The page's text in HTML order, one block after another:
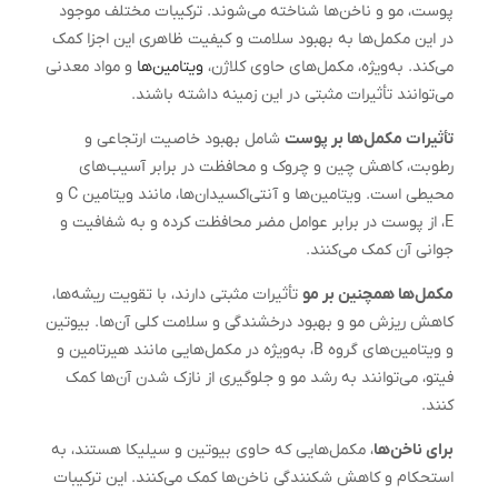
پوست، مو و ناخن‌ها شناخته می‌شوند. ترکیبات مختلف موجود
در این مکمل‌ها به بهبود سلامت و کیفیت ظاهری این اجزا کمک
می‌کند. به‌ویژه، مکمل‌های حاوی کلاژن، ویتامین‌ها و مواد معدنی
می‌توانند تأثیرات مثبتی در این زمینه داشته باشند.
تأثیرات مکمل‌ها بر پوست شامل بهبود خاصیت ارتجاعی و
رطوبت، کاهش چین و چروک و محافظت در برابر آسیب‌های
محیطی است. ویتامین‌ها و آنتی‌اکسیدان‌ها، مانند ویتامین C و
E، از پوست در برابر عوامل مضر محافظت کرده و به شفافیت و
جوانی آن کمک می‌کنند.
مکمل‌ها همچنین بر مو تأثیرات مثبتی دارند، با تقویت ریشه‌ها،
کاهش ریزش مو و بهبود درخشندگی و سلامت کلی آن‌ها. بیوتین
و ویتامین‌های گروه B، به‌ویژه در مکمل‌هایی مانند هیرتامین و
فیتو، می‌توانند به رشد مو و جلوگیری از نازک شدن آن‌ها کمک
کنند.
برای ناخن‌ها، مکمل‌هایی که حاوی بیوتین و سیلیکا هستند، به
استحکام و کاهش شکنندگی ناخن‌ها کمک می‌کنند. این ترکیبات